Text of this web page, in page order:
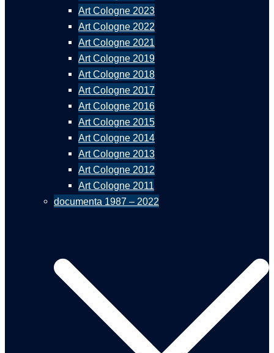
Art Cologne 2023
Art Cologne 2022
Art Cologne 2021
Art Cologne 2019
Art Cologne 2018
Art Cologne 2017
Art Cologne 2016
Art Cologne 2015
Art Cologne 2014
Art Cologne 2013
Art Cologne 2012
Art Cologne 2011
documenta 1987 – 2022